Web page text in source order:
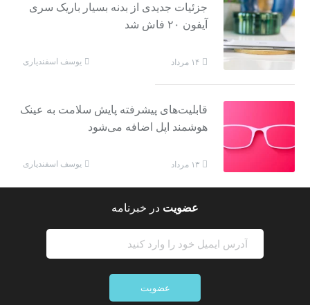
جزئیات جدیدی از بدنه بسیار باریک سری
آیفون ۲۰ فاش شد
۱۴ مرداد یوسف اسفندیاری
قابلیت‌های پیشرفته پایش سلامت به عینک
هوشمند اپل اضافه می‌شود
۱۳ مرداد یوسف اسفندیاری
عضویت در خبرنامه
عضویت